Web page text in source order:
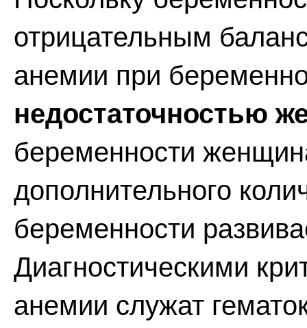
отрицательным
анемии при
недостаточностью
беременности
дополнительного
беременности
Диагностическими
анемии служат